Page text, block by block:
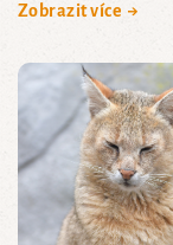
Zobrazit více →